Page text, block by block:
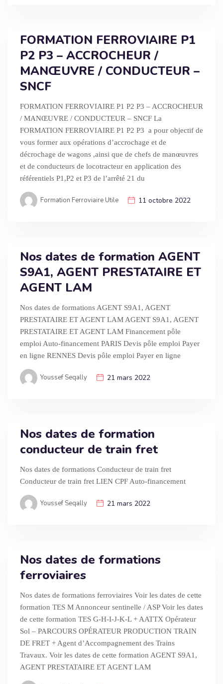
FORMATION FERROVIAIRE P1
P2 P3 – ACCROCHEUR /
MANŒUVRE / CONDUCTEUR –
SNCF
FORMATION FERROVIAIRE P1 P2 P3 – ACCROCHEUR
/ MANŒUVRE / CONDUCTEUR – SNCF La
FORMATION FERROVIAIRE P1 P2 P3 a pour objectif de
vous former aux opérations d’accrochage et de
décrochage de wagons ,ainsi que de chefs de manœuvres
et de conducteurs de locotracteur en application des
référentiels P1,P2 et P3 de l’arrêté 21 du
Formation Ferroviaire Utile 11 octobre 2022
Nos dates de formation AGENT
S9A1, AGENT PRESTATAIRE ET
AGENT LAM
Nos dates de formations AGENT S9A1, AGENT
PRESTATAIRE ET AGENT LAM AGENT S9A1, AGENT
PRESTATAIRE ET AGENT LAM Financement pôle
emploi Auto-financement PARIS Devis pôle emploi Payer
en ligne RENNES Devis pôle emploi Payer en ligne
Youssef Seqally 21 mars 2022
Nos dates de formation
conducteur de train fret
Nos dates de formations Conducteur de train fret
Conducteur de train fret LIEN CPF Auto-financement
Youssef Seqally 21 mars 2022
Nos dates de formations
ferroviaires
Nos dates de formations ferroviaires Voir les dates de cette
formation TES M Annonceur sentinelle / ASP Voir les dates
de cette formation TES G-H-I-J-K-L + AATTX Opérateur
Sol – PARCOURS OPÉRATEUR PRODUCTION TRAIN
DE FRET + Agent d’Accompagnement des Trains
Travaux. Voir les dates de cette formation AGENT S9A1,
AGENT PRESTATAIRE ET AGENT LAM